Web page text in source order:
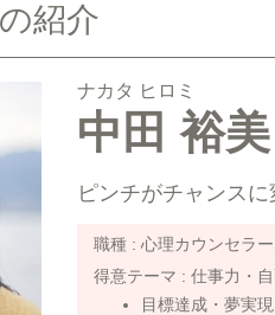
紹介
ナカタ ヒロミ
中田 裕美
ピンチがチャンス
職種 : 心理カウンセラ
得意テーマ : 仕事力・
目標達成・夢実